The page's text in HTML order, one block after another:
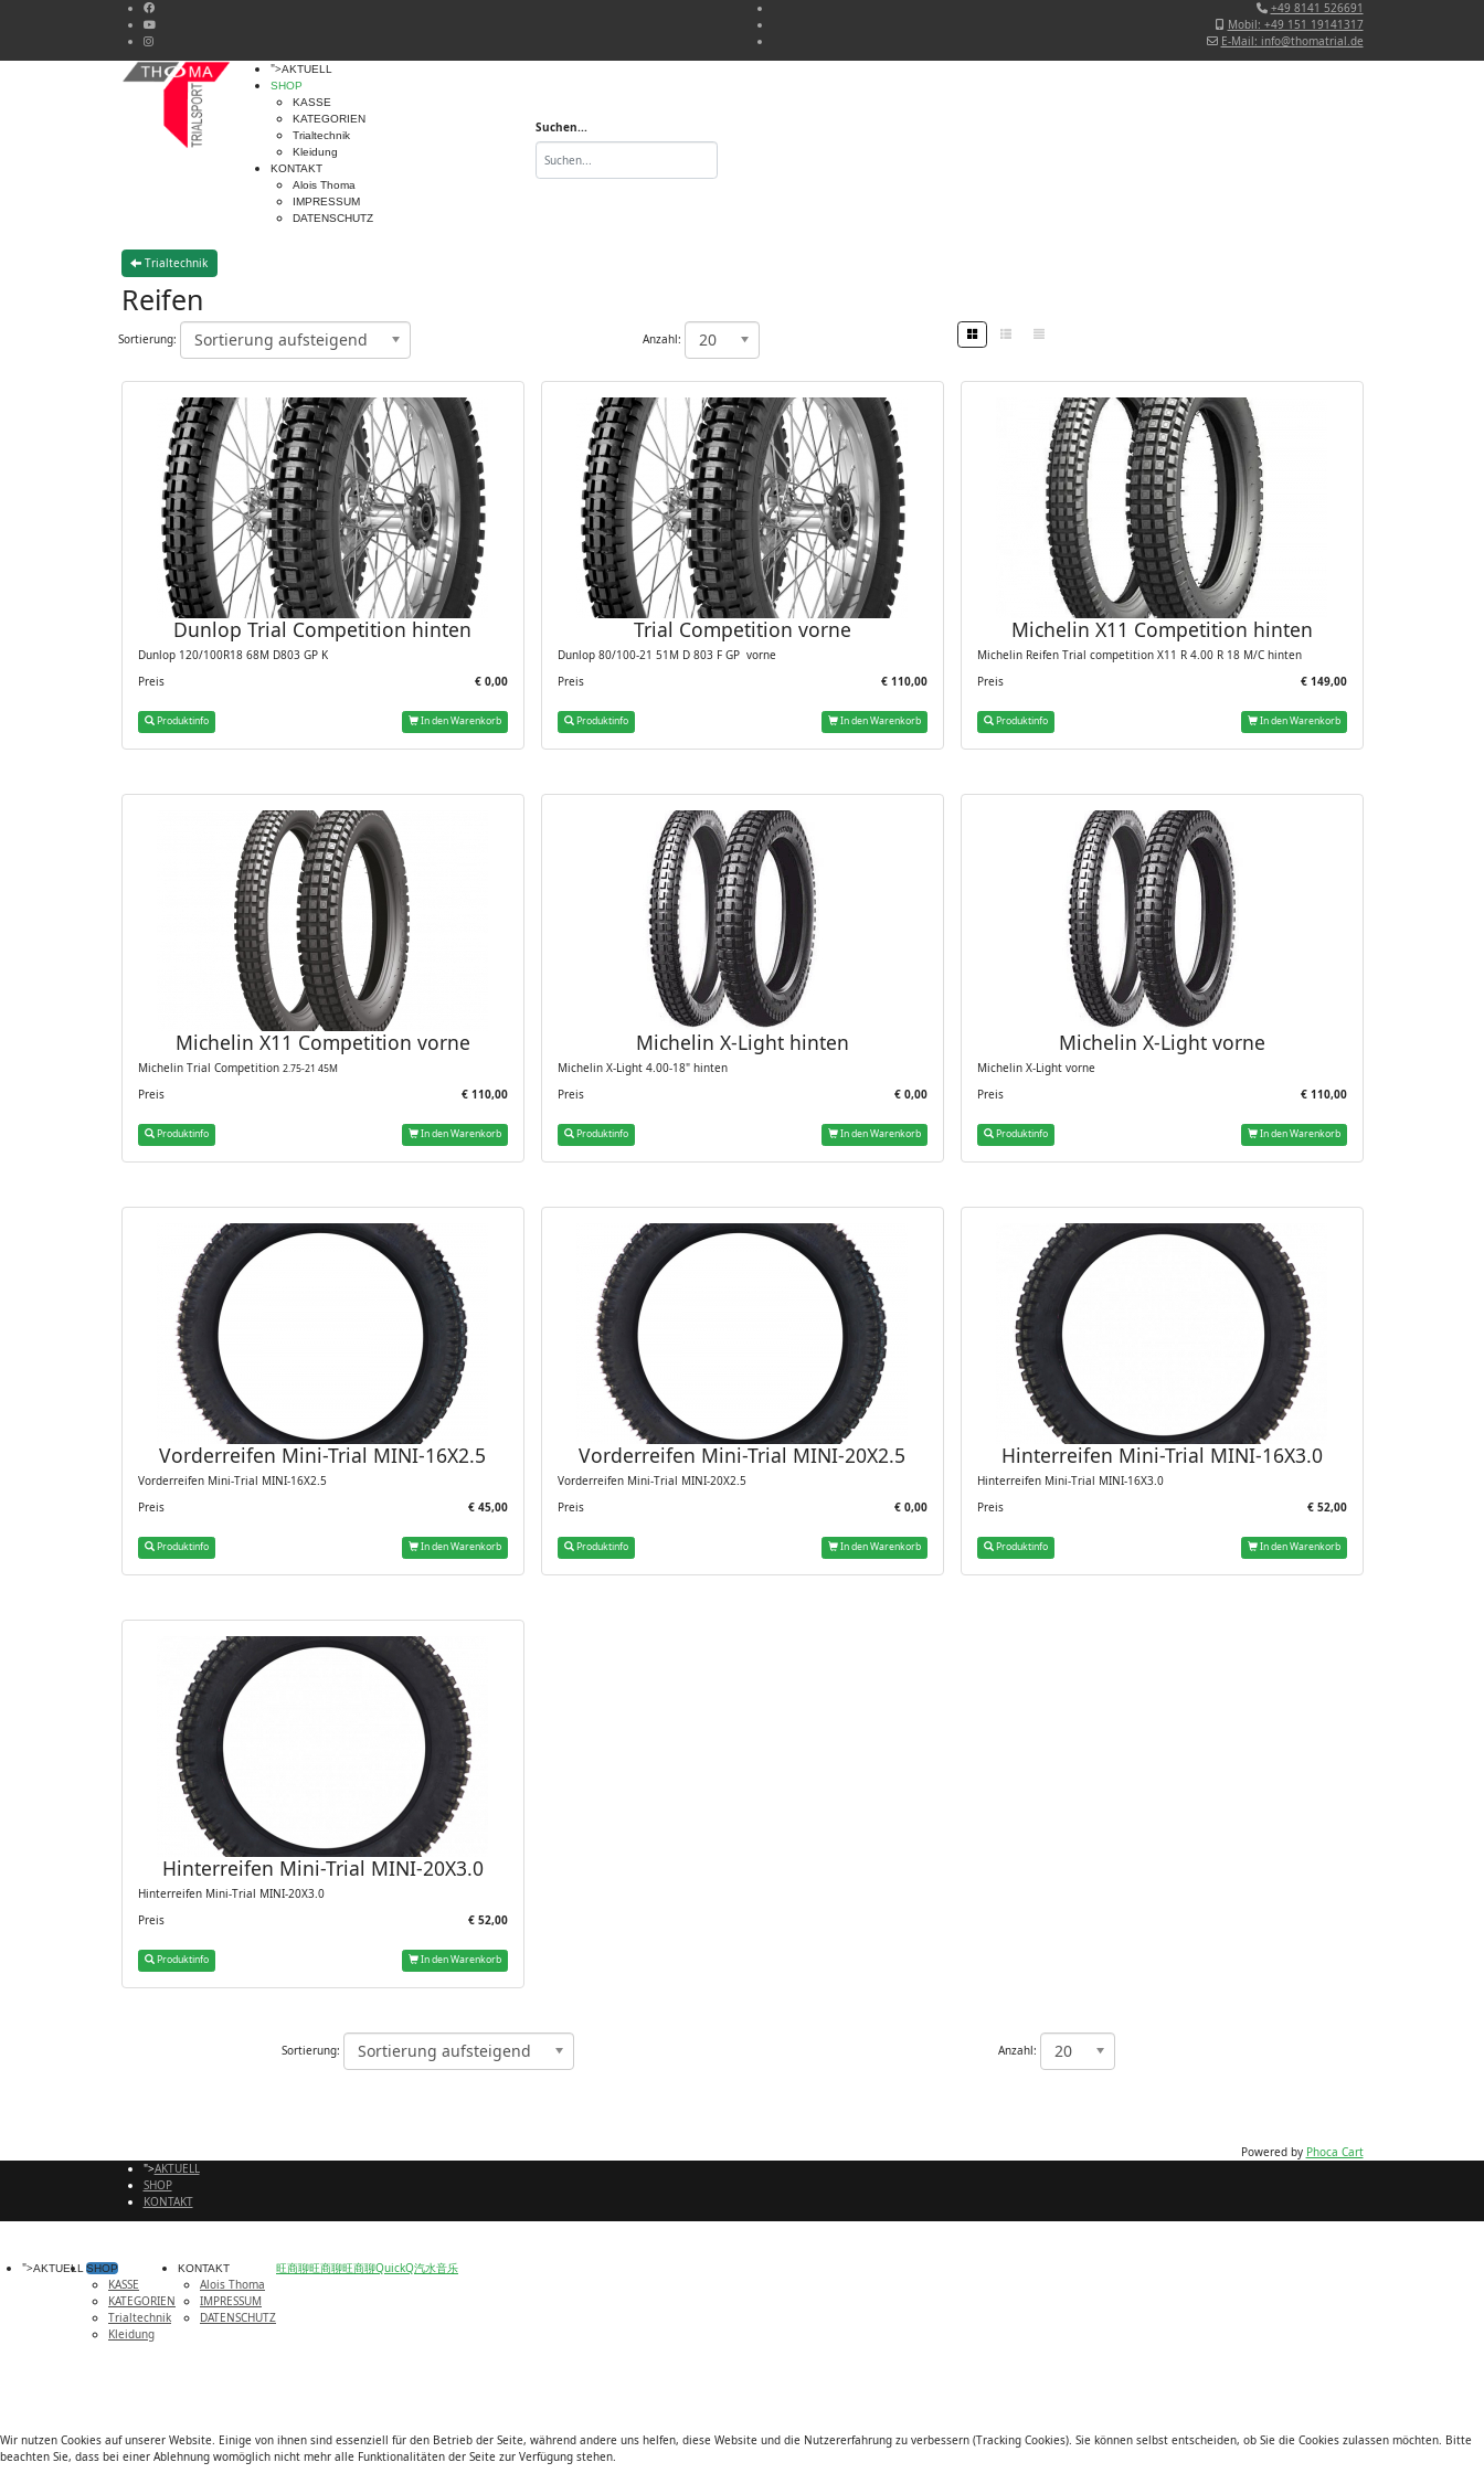
+49 8141 526691
Mobil: +49 151 19141317
E-Mail: info@thomatrial.de
">AKTUELL
SHOP
KASSE
KATEGORIEN
Trialtechnik
Kleidung
KONTAKT
Alois Thoma
IMPRESSUM
DATENSCHUTZ
Suchen...
Trialtechnik
Reifen
Sortierung: Sortierung aufsteigend Anzahl: 20
Dunlop Trial Competition hinten
Dunlop 120/100R18 68M D803 GP K
Preis
€ 0,00
Produktinfo In den Warenkorb
Trial Competition vorne
Dunlop 80/100-21 51M D 803 F GP vorne
Preis
€ 110,00
Produktinfo In den Warenkorb
Michelin X11 Competition hinten
Michelin Reifen Trial competition X11 R 4.00 R 18 M/C hinten
Preis
€ 149,00
Produktinfo In den Warenkorb
Michelin X11 Competition vorne
Michelin Trial Competition 2.75-21 45M
Preis € 110,00
Produktinfo In den Warenkorb
Michelin X-Light hinten
Michelin X-Light 4.00-18" hinten
Preis
€ 0,00
Produktinfo In den Warenkorb
Michelin X-Light vorne
Michelin X-Light vorne
Preis
€ 110,00
Produktinfo In den Warenkorb
Vorderreifen Mini-Trial MINI-16X2.5
Vorderreifen Mini-Trial MINI-16X2.5
Preis
€ 45,00
Produktinfo In den Warenkorb
Vorderreifen Mini-Trial MINI-20X2.5
Vorderreifen Mini-Trial MINI-20X2.5
Preis
€ 0,00
Produktinfo In den Warenkorb
Hinterreifen Mini-Trial MINI-16X3.0
Hinterreifen Mini-Trial MINI-16X3.0
Preis
€ 52,00
Produktinfo In den Warenkorb
Hinterreifen Mini-Trial MINI-20X3.0
Hinterreifen Mini-Trial MINI-20X3.0
Preis
€ 52,00
Produktinfo In den Warenkorb
Sortierung: Sortierung aufsteigend Anzahl: 20
Powered by Phoca Cart
">AKTUELL
SHOP
KONTAKT
">AKTUELL SHOP
KASSE
KATEGORIEN
Trialtechnik
Kleidung
KONTAKT
Alois Thoma
IMPRESSUM
DATENSCHUTZ
Wir nutzen Cookies auf unserer Website. Einige von ihnen sind essenziell für den Betrieb der Seite, während andere uns helfen, diese Website und die Nutzererfahrung zu verbessern (Tracking Cookies). Sie können selbst entscheiden, ob Sie die Cookies zulassen möchten. Bitte
beachten Sie, dass bei einer Ablehnung womöglich nicht mehr alle Funktionalitäten der Seite zur Verfügung stehen.
旺商聊旺商聊旺商聊QuickQ汽水音乐